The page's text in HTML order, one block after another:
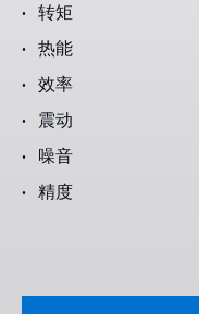
转矩
热能
效率
震动
噪音
精度